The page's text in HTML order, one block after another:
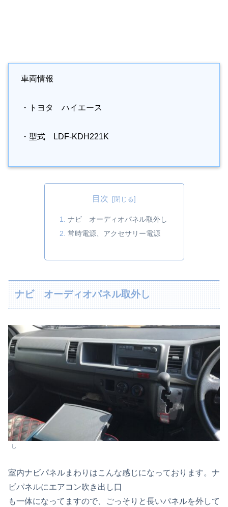
車両情報
・トヨタ ハイエース
・型式 LDF-KDH221K
目次
ナビ オーディオパネル取外し
常時電源、アクセサリー電源
ナビ オーディオパネル取外し
し
室内ナビパネルまわりはこんな感じになっております。ナ
ビパネルにエアコン吹き出し口
も一体になってますので、ごっそりと長いパネルを外して